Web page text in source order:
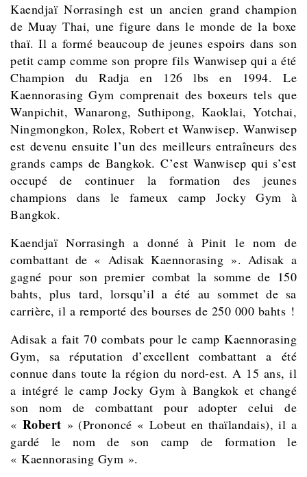
Kaendjaï Norrasingh est un ancien grand champion
de Muay Thai, une figure dans le monde de la boxe
thaï. Il a formé beaucoup de jeunes espoirs dans son
petit camp comme son propre fils Wanwisep qui a été
Champion du Radja en 126 lbs en 1994. Le
Kaennorasing Gym comprenait des boxeurs tels que
Wanpichit, Wanarong, Suthipong, Kaoklai, Yotchai,
Ningmongkon, Rolex, Robert et Wanwisep. Wanwisep
est devenu ensuite l’un des meilleurs entraîneurs des
grands camps de Bangkok. C’est Wanwisep qui s’est
occupé de continuer la formation des jeunes
champions dans le fameux camp Jocky Gym à
Bangkok.
Kaendjaï Norrasingh a donné à Pinit le nom de
combattant de « Adisak Kaennorasing ». Adisak a
gagné pour son premier combat la somme de 150
bahts, plus tard, lorsqu’il a été au sommet de sa
carrière, il a remporté des bourses de 250 000 bahts !
Adisak a fait 70 combats pour le camp Kaennorasing
Gym, sa réputation d’excellent combattant a été
connue dans toute la région du nord-est. A 15 ans, il
a intégré le camp Jocky Gym à Bangkok et changé
son nom de combattant pour adopter celui de
« Robert » (Prononcé « Lobeut en thaïlandais), il a
gardé le nom de son camp de formation le
« Kaennorasing Gym ».